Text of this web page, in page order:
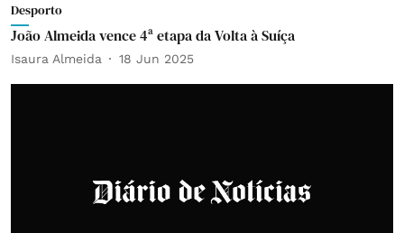
Desporto
João Almeida vence 4ª etapa da Volta à Suíça
Isaura Almeida 18 Jun 2025